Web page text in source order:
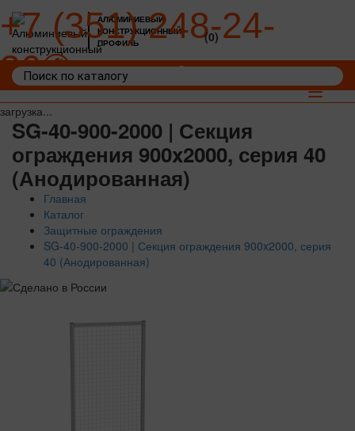
загрузка...
АЛЮМИНИЕВЫЙ
КОНСТРУКЦИОННЫЙ
ПРОФИЛЬ
+7 (351) 248-24-
36
(0)
Toggle
SG-40-900-2000 | Секция
ограждения 900x2000, серия 40
(Анодированная)
Главная
Каталог
Защитные ограждения
SG-40-900-2000 | Секция ограждения 900x2000, серия
40 (Анодированная)